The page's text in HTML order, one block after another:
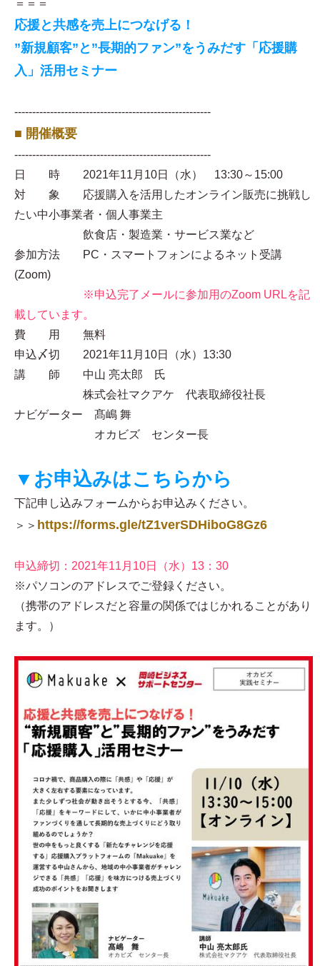
＝＝＝
応援と共感を売上につなげる！
”新規顧客”と”長期的ファン”をうみだす「応援購
入」活用セミナー
-------------------------------------------------------
■ 開催概要
-------------------------------------------------------
日 時 2021年11月10日（水） 13:30～15:00
対 象 応援購入を活用したオンライン販売に挑戦し
たい中小事業者・個人事業主
飲食店・製造業・サービス業など
参加方法 PC・スマートフォンによるネット受講
(Zoom)
※申込完了メールに参加用のZoom URLを記
載しています。
費 用 無料
申込〆切 2021年11月10日（水）13:30
講 師 中山 亮太郎 氏
株式会社マクアケ 代表取締役社長
ナビゲーター 髙嶋 舞
オカビズ センター長
▼お申込みはこちらから
下記申し込みフォームからお申込みください。
＞＞ https://forms.gle/tZ1verSDHiboG8Gz6
申込締切：2021年11月10日（水）13：30
※パソコンのアドレスでご登録ください。
（携帯のアドレスだと容量の関係ではじかれることがあり
ます。）